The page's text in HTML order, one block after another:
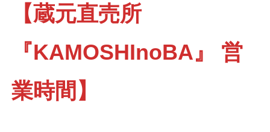
【蔵元直売所
『KAMOSHInoBA』 営
業時間】